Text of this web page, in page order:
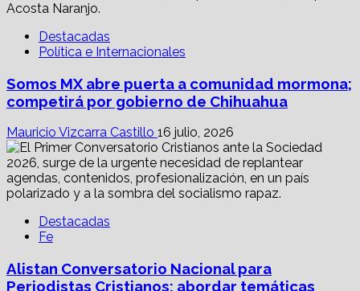
Destacadas
Política e Internacionales
Somos MX abre puerta a comunidad mormona;
competirá por gobierno de Chihuahua
Mauricio Vizcarra Castillo 16 julio, 2026
Destacadas
Fe
Alistan Conversatorio Nacional para
Periodistas Cristianos; abordar temáticas